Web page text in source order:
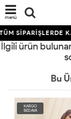
menü
SİPARİŞLERDE
İlgili ürün
Bu
KARGO
BEDAVA